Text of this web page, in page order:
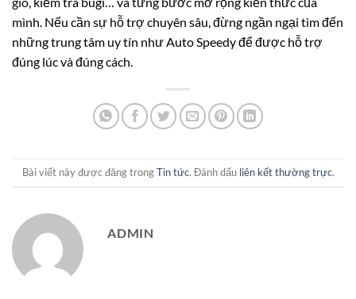
mình. Nếu cần sự hỗ trợ chuyên sâu, đừng ngần ngại tìm đến
những trung tâm uy tín như Auto Speedy để được hỗ trợ
đúng lúc và đúng cách.
Bài viết này được đăng trongTin tức. Đánh dấu liên kết thường trực.
ADMIN